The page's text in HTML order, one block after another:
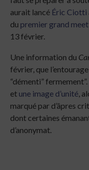
aurait lancé Éric Ciotti
du premier grand
13 février.
Une information du
février, que
“démenti”
et une image d’unité,
marqué par d’âpres
dont certaines
d’anonymat.